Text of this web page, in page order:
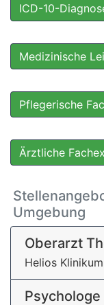
ICD-10-
Medizinische
Pflegerische
Ärztliche
Umgebung
Oberarzt
Helios